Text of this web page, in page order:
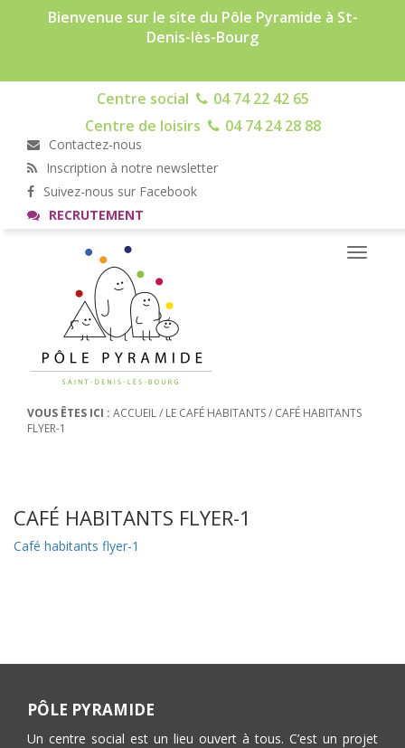
Bienvenue sur le site du Pôle Pyramide à St-
Denis-lès-Bourg
Centre social
04 74 22 42 65
Centre de loisirs
04 74 24 28 88
Contactez-nous
Inscription à notre newsletter
Suivez-nous sur Facebook
RECRUTEMENT
Toggle
VOUS ÊTES ICI : ACCUEIL/ LE CAFÉ HABITANTS/ CAFÉ HABITANTS
FLYER-1
CAFÉ HABITANTS FLYER-1
Café habitants flyer-1
PÔLE PYRAMIDE
Un centre social est un lieu ouvert à tous. C’est un projet